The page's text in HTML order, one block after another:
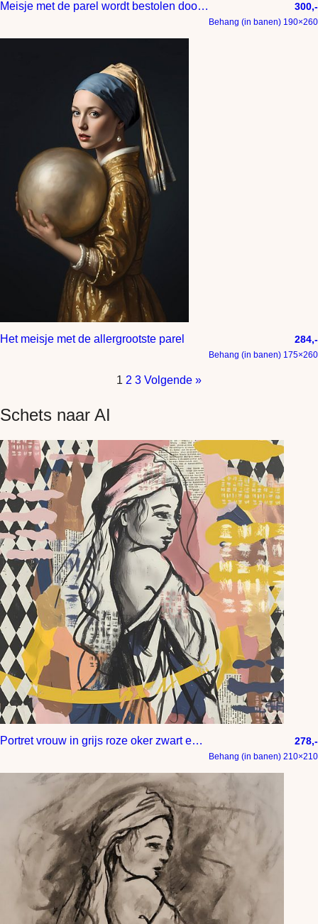
Meisje met de parel wordt bestolen door een raaf 300,-
Behang (in banen) 190×260
Het meisje met de allergrootste parel 284,-
Behang (in banen) 175×260
1 2 3 Volgende »
Schets naar AI
Portret vrouw in grijs roze oker zwart en beige 278,-
Behang (in banen) 210×210